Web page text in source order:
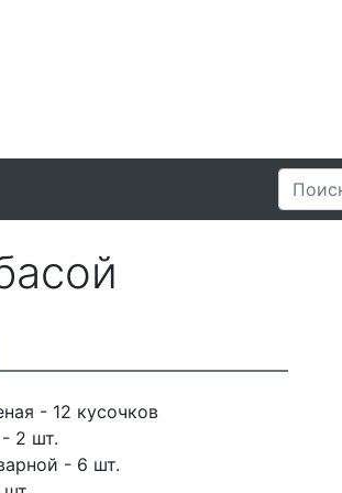
- 12 кусочков
2 шт.
- 6 шт.